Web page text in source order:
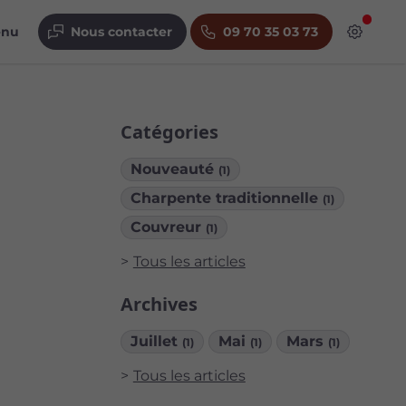
Nous contacter 09 70 35 03 73
Catégories
Nouveauté (1)
Charpente traditionnelle (1)
Couvreur (1)
Tous les articles
Archives
Juillet (1) Mai (1) Mars (1)
Tous les articles